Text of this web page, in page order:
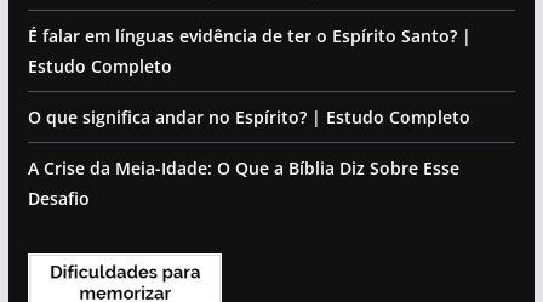
É falar em línguas evidência de ter o Espírito Santo? |
Estudo Completo
O que significa andar no Espírito? | Estudo Completo
A Crise da Meia-Idade: O Que a Bíblia Diz Sobre Esse
Desafio